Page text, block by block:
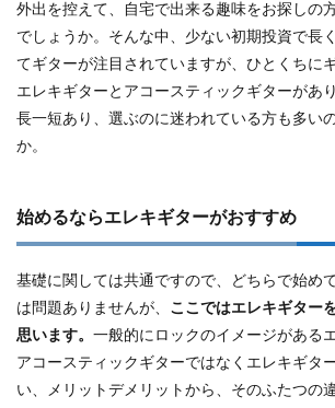
ーと
は
1.3
エレ
キギ
アコ
ース
ティ
ギタ
ーの
サウ
ンド
が好
きな
外出を控えて、自宅で出来る趣味をお探しの
でしょうか。そんな中、少ない初期投資で長
てギターが注目されていますが、ひとくちに
エレキギターとアコースティックギターがあ
長一短あり、選ぶのに迷われている方も多い
か。
始めるならエレキギターがおすすめ
基礎に関しては共通ですので、どちらで始め
は問題ありませんが、 ここではエレキギター
思います。 一般的にロックのイメージがある
アコースティックギターではなくエレキギタ
い、メリットデメリットから、そのふたつの